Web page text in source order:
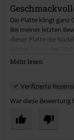
Die Platte klingt ganz
Bei meiner letzten
dieser Platte die
kaufen!
Gelungenes Album,
Mehr lesen
Verifizierte
War diese Bewertung